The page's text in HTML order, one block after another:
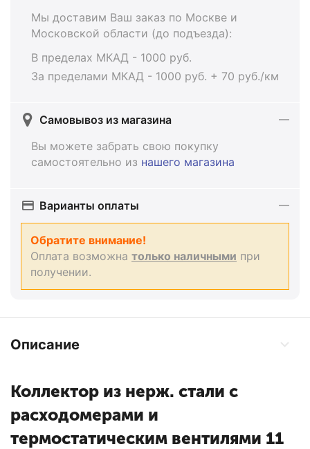
Мы доставим Ваш заказ по Москве и
Московской области (до подъезда):
В пределах МКАД - 1000 руб.
За пределами МКАД - 1000 руб. + 70 руб./км
Самовывоз из магазина
Вы можете забрать свою покупку
самостоятельно из нашего магазина
Варианты оплаты
Обратите внимание!
Оплата возможна только наличными при
получении.
Описание
Коллектор из нерж. стали с
расходомерами и
термостатическим вентилями 11